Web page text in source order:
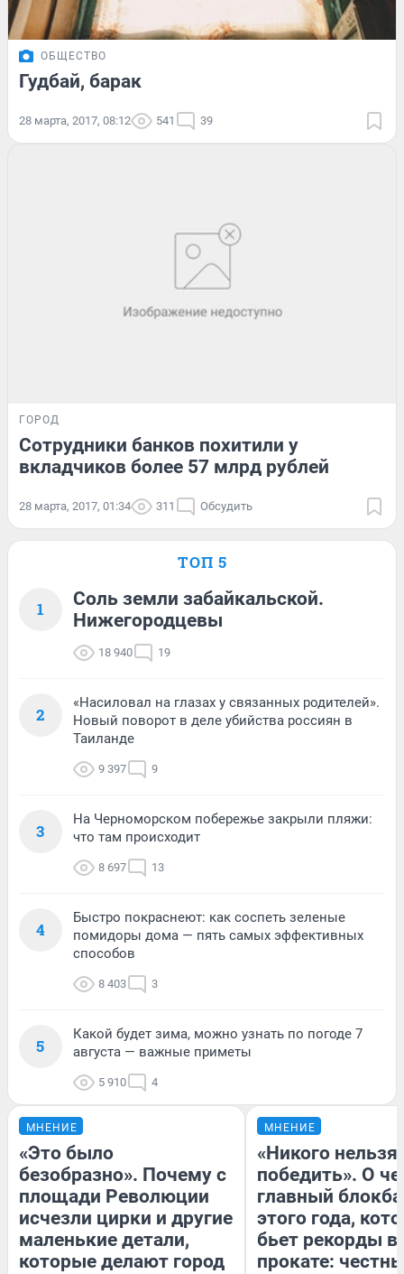
ОБЩЕСТВО
Гудбай, барак
28 марта, 2017, 08:12 541 39
ГОРОД
Сотрудники банков похитили у
вкладчиков более 57 млрд рублей
28 марта, 2017, 01:34 311 Обсудить
ТОП 5
1
Соль земли забайкальской.
Нижегородцевы
18 940 19
2
«Насиловал на глазах у связанных родителей».
Новый поворот в деле убийства россиян в
Таиланде
9 397 9
3
На Черноморском побережье закрыли пляжи:
что там происходит
8 697 13
4
Быстро покраснеют: как соспеть зеленые
помидоры дома — пять самых эффективных
способов
8 403 3
5
Какой будет зима, можно узнать по погоде 7
августа — важные приметы
5 910 4
МНЕНИЕ
«Это было
безобразно». Почему с
площади Революции
исчезли цирки и другие
маленькие детали,
которые делают город
МНЕНИЕ
«Никого нельзя
победить». О
главный
этого года,
бьет рекорды в
прокате: